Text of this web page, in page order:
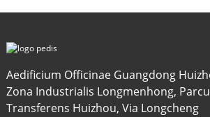
Aedificium Officinae Guangdong
Zona Industrialis Longmenhong,
Transferens Huizhou, Via Longcheng